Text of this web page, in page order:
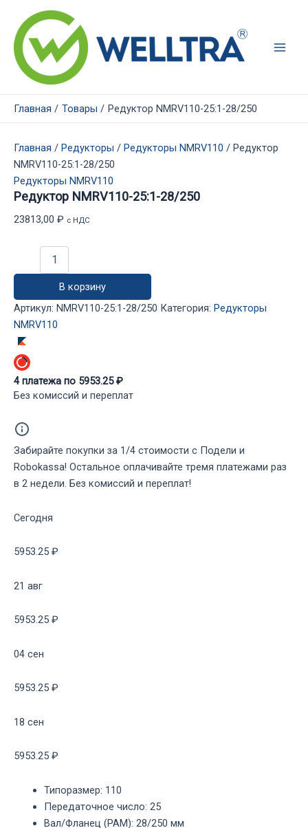
содержимому
Главная Товары Редуктор NMRV110-25:1-28/250
Главная / Редукторы / Редукторы NMRV110 / Редуктор
NMRV110-25:1-28/250
Редукторы NMRV110
Редуктор NMRV110-25:1-28/250
23813,00 ₽ с НДС
Редуктор
NMRV110-
25:1-
28/250
В корзину
Артикул: NMRV110-25:1-28/250 Категория: Редукторы
NMRV110
4 платежа по 5953.25₽
Без комиссий и переплат
Забирайте покупки за 1/4 стоимости с Подели и
Robokassa! Остальное оплачивайте тремя платежами раз
в 2 недели. Без комиссий и переплат!
Сегодня
5953.25 ₽
21 авг
5953.25 ₽
04 сен
5953.25 ₽
18 сен
5953.25 ₽
Типоразмер: 110
Передаточное число: 25
Вал/Фланец (PAM): 28/250 мм